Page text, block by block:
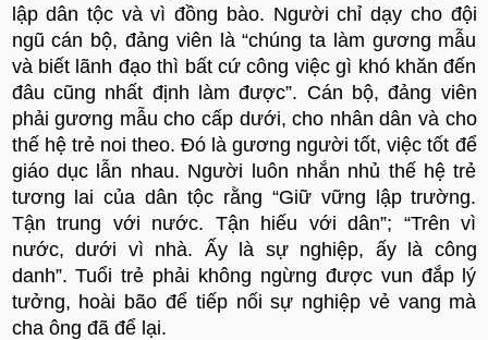
lập dân tộc và vì đồng bào. Người chỉ dạy cho đội
ngũ cán bộ, đảng viên là “chúng ta làm gương mẫu
và biết lãnh đạo thì bất cứ công việc gì khó khăn đến
đâu cũng nhất định làm được”. Cán bộ, đảng viên
phải gương mẫu cho cấp dưới, cho nhân dân và cho
thế hệ trẻ noi theo. Đó là gương người tốt, việc tốt để
giáo dục lẫn nhau. Người luôn nhắn nhủ thế hệ trẻ
tương lai của dân tộc rằng “Giữ vững lập trường.
Tận trung với nước. Tận hiếu với dân”; “Trên vì
nước, dưới vì nhà. Ấy là sự nghiệp, ấy là công
danh”. Tuổi trẻ phải không ngừng được vun đắp lý
tưởng, hoài bão để tiếp nối sự nghiệp vẻ vang mà
cha ông đã để lại.